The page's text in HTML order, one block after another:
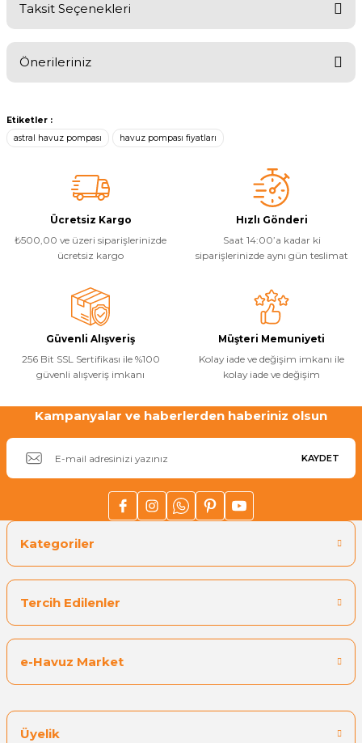
Taksit Seçenekleri
Önerileriniz
konularda yetersiz gördüğünüz noktaları öneri formunu kullanarak
tarafımıza iletebilirsiniz.
Görüş ve önerileriniz için teşekkür ederiz.
Ürün resmi kalitesiz, bozuk veya görüntülenemiyor.
Ürün açıklamasında eksik bilgiler bulunuyor.
Ürün bilgilerinde hatalar bulunuyor.
Ürün fiyatı diğer sitelerden daha pahalı.
Etiketler :
astral havuz pompası
havuz pompası fiyatları
Ücretsiz Kargo
₺500,00 ve üzeri siparişlerinizde
ücretsiz kargo
Hızlı Gönderi
Saat 14:00’a kadar ki
siparişlerinizde aynı gün teslimat
Güvenli Alışveriş
256 Bit SSL Sertifikası ile %100
güvenli alışveriş imkanı
Müşteri Memuniyeti
Kolay iade ve değişim imkanı ile
kolay iade ve değişim
Kampanyalar ve haberlerden haberiniz olsun
KAYDET
Kategoriler
Tercih Edilenler
e-Havuz Market
Üyelik